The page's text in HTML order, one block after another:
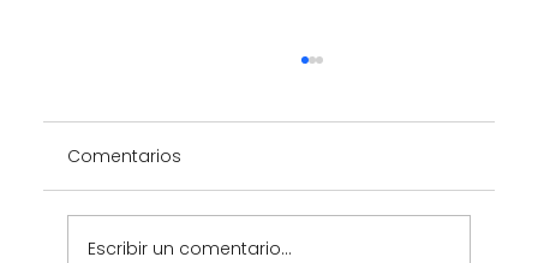
Comentarios
Escribir un comentario...